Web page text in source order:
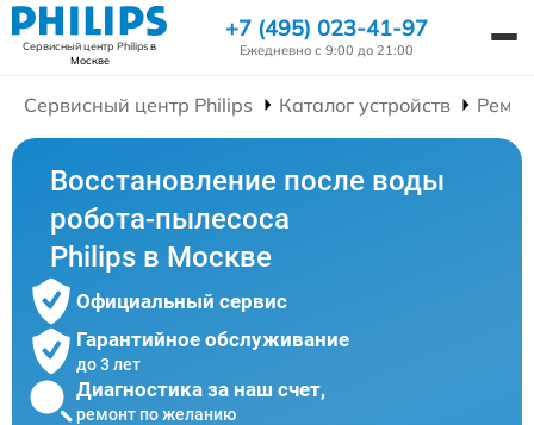
Сервисный центр Philipsв
Москве
+7 (495) 023-41-97
Ежедневно с 9:00 до 21:00
Сервисный центр Philips Каталог устройств
Восстановление после воды
робота-пылесоса
Philips в Москве
Официальный сервис
Гарантийное обслуживание
до 3 лет
Диагностика за наш счет,
ремонт по желанию